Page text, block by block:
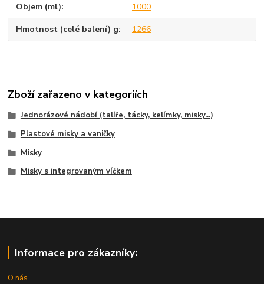
Objem (ml) 1000
Hmotnost (celé balení) g 1266
Zboží zařazeno v kategoriích
Jednorázové nádobí (talíře, tácky, kelímky, misky...)
Plastové misky a vaničky
Misky
Misky s integrovaným víčkem
Informace pro zákazníky:
O nás